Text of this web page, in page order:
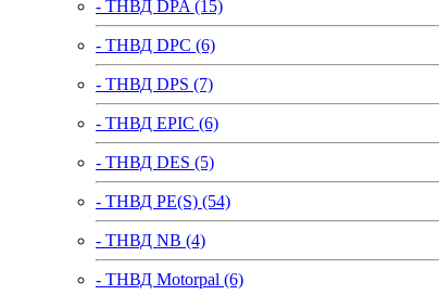
- ТНВД DPA (15)
- ТНВД DPC (6)
- ТНВД DPS (7)
- ТНВД EPIC (6)
- ТНВД DES (5)
- ТНВД PE(S) (54)
- ТНВД NB (4)
- ТНВД Motorpal (6)